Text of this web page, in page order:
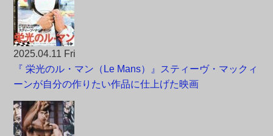
2025.04.11 Fri
『 栄光のル・マン（Le Mans）』スティーヴ・マックィ
ーンが自分の作りたい作品に仕上げた映画